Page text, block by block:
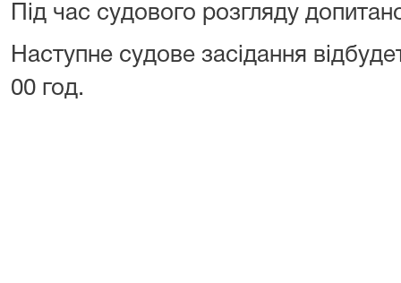
Під час судового розгляду
Наступне судове засідання
00 год.